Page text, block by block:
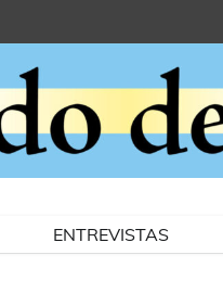
ENTREVISTAS